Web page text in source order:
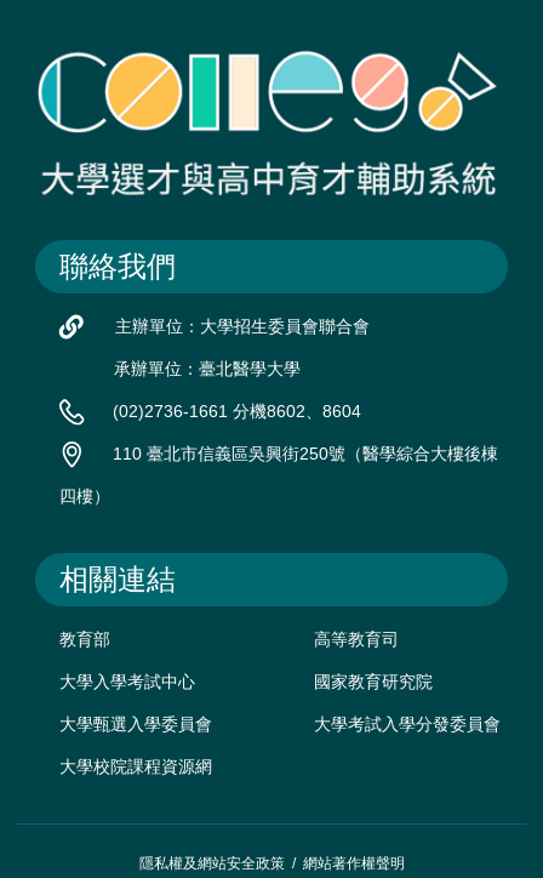
聯絡我們
主辦單位：大學招生委員會聯合會
承辦單位：臺北醫學大學
(02)2736-1661 分機8602、8604
110 臺北市信義區吳興街250號（醫學綜合大樓後棟
四樓）
相關連結
教育部 高等教育司
大學入學考試中心 國家教育研究院
大學甄選入學委員會 大學考試入學分發委員會
大學校院課程資源網
隱私權及網站安全政策/ 網站著作權聲明